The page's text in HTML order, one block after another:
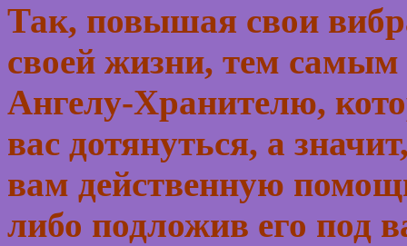
Так, повышая свои
своей жизни, тем самым
Ангелу-Хранителю,
вас дотянуться, а
вам действенную
либо подложив его под